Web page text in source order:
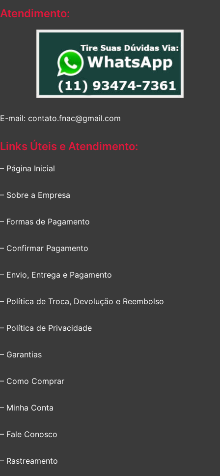
Atendimento:
E-mail: contato.fnac@gmail.com
Links Úteis e Atendimento:
– Página Inicial
– Sobre a Empresa
– Formas de Pagamento
– Confirmar Pagamento
– Envio, Entrega e Pagamento
– Política de Troca, Devolução e Reembolso
– Política de Privacidade
– Garantias
– Como Comprar
– Minha Conta
– Fale Conosco
– Rastreamento